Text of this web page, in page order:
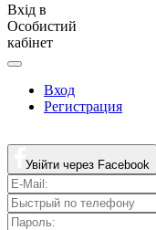
Вхід в
Особистий
кабінет
Вход
Регистрация
Увійти через Facebook